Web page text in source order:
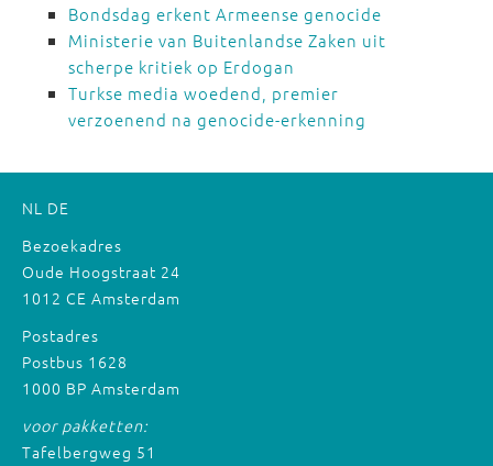
Bondsdag erkent Armeense genocide
Ministerie van Buitenlandse Zaken uit
scherpe kritiek op Erdogan
Turkse media woedend, premier
verzoenend na genocide-erkenning
NL DE
Bezoekadres
Oude Hoogstraat 24
1012 CE Amsterdam
Postadres
Postbus 1628
1000 BP Amsterdam
voor pakketten:
Tafelbergweg 51